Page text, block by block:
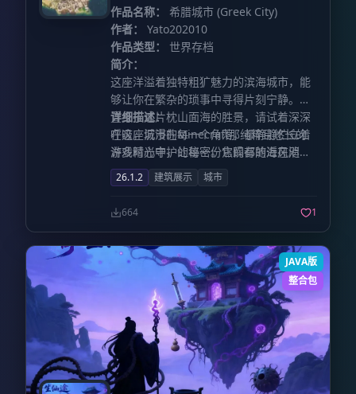
作品名称：
希腊城市 (Greek City)
作者：
Yato202010
作品类型：
世界存档
简介：
这座洋溢着独特粗犷魅力的滨海城市，能
够让你在繁杂的琐事中寻得片刻宁静。当
置身于这片枕山面海的胜景，请试着深深
呼吸，沉浸在Minecraft那纯粹且悠长的
游戏时光中，让每一份焦躁都随海风消
散，尽情享受这一份难得的安宁。
详细描述：
在这座城市的每一个角落，都静静伫立着
许多精心守护的秘密。它们有的近在咫
尺，仿佛触手可及；有的则若即若离，显
得神秘而遥远。这座城市充满了待解的谜
题与惊喜，通往真相的路径完全由你来探
索与挖掘。准备好迎接挑战，将这些深藏
26.1.2 建筑展示 城市
664 1
JAVA版
整合包